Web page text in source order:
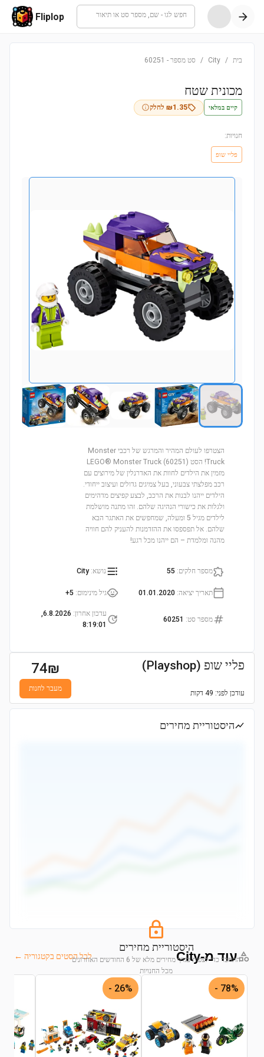
חפש לגו - שם, מספר סט או תיאור Fliplop
בית /
City
/ סט מספר -
60251
מכונית שטח
קיים במלאי ₪1.35 לחלק
חנויות:
פליי שופ
הצטרפו לעולם המהיר והמרגש של רכבי Monster
Truck! הסט LEGO® Monster Truck (60251)
מזמין את הילדים לחוות את האדרנלין של מירוצים עם
רכב מפלצתי צבעוני, בעל צמיגים גדולים ועיצוב ייחודי.
הילדים ייהנו לבנות את הרכב, לבצע קפיצים מדהימים
ולגלות את כישורי הנהיגה שלהם. זהו מתנה מושלמת
לילדים מגיל 5 ומעלה, שמחפשים את האתגר הבא
שלהם. אל תפספסו את ההזדמנות להעניק להם חוויה
מהנה ומלמדת – הם ייהנו מכל רגע!
מספר חלקים:
55 נושא:
City
תאריך יציאה:
01.01.2020 גיל מינימום:
5+
מספר סט:
60251
עדכון אחרון:
6.8.2026,
8:19:01
פליי שופ (Playshop)
עודכן לפני: 49 דקות
74₪
מעבר לחנות
היסטוריית מחירים
היסטוריית מחירים
התחבר כדי לצפות בגרף מחירים מלא של 6 החודשים האחרונים
מכל החנויות
התחבר לצפייה בגרף
עוד מ-City לכל הסטים בקטגוריה ←
78% -
26% -